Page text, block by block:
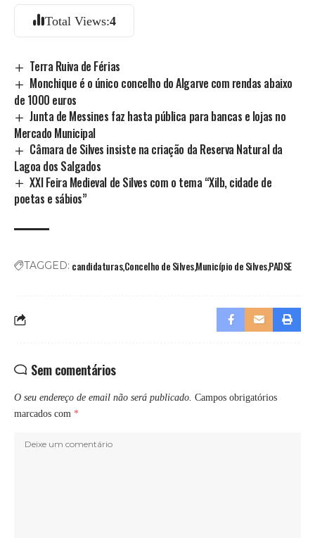
Total Views:4
Terra Ruiva de Férias
Monchique é o único concelho do Algarve com rendas abaixo
de 1000 euros
Junta de Messines faz hasta pública para bancas e lojas no
Mercado Municipal
Câmara de Silves insiste na criação da Reserva Natural da
Lagoa dos Salgados
XXI Feira Medieval de Silves com o tema “Xilb, cidade de
poetas e sábios”
TAGGED: candidaturasConcelho de SilvesMunicípio de SilvesPADSE
Sem comentários
O seu endereço de email não será publicado. Campos obrigatórios
marcados com *